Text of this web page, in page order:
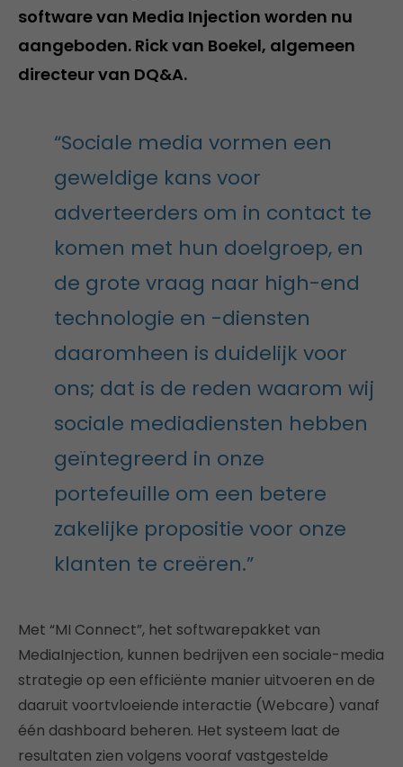
software van Media Injection worden nu
aangeboden. Rick van Boekel, algemeen
directeur van DQ&A.
“Sociale media vormen een
geweldige kans voor
adverteerders om in contact te
komen met hun doelgroep, en
de grote vraag naar high-end
technologie en -diensten
daaromheen is duidelijk voor
ons; dat is de reden waarom wij
sociale mediadiensten hebben
geïntegreerd in onze
portefeuille om een betere
zakelijke propositie voor onze
klanten te creëren.”
Met “MI Connect”, het softwarepakket van
MediaInjection, kunnen bedrijven een sociale-media
strategie op een efficiënte manier uitvoeren en de
daaruit voortvloeiende interactie (Webcare) vanaf
één dashboard beheren. Het systeem laat de
resultaten zien volgens vooraf vastgestelde